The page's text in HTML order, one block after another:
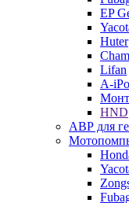
EP
Huter
Lifan
A-
HND
АВР для